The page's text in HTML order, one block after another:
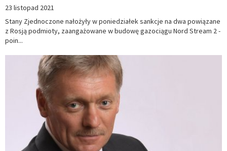
23 listopad 2021
Stany Zjednoczone nałożyły w poniedziałek sankcje na dwa powiązane
z Rosją podmioty, zaangażowane w budowę gazociągu Nord Stream 2 -
poin...